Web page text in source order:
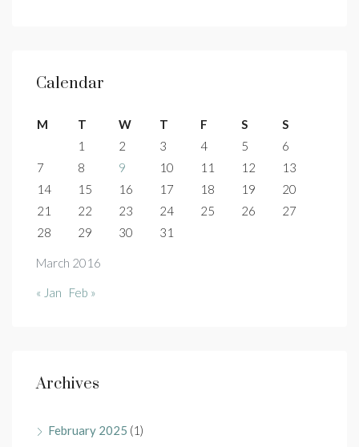
Calendar
March 2016
M T W T F S
S
1
2 3 4 5
6
7
8 9 10 11 12
13
14
15 16 17 18 19
20
21
22 23 24 25 26
27
28
29 30 31
« Jan Feb »
Archives
February 2025 (1)